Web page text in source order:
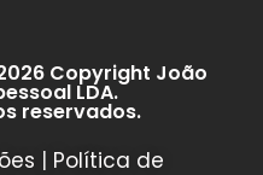
Copyright João
LDA.
reservados.
| Política de